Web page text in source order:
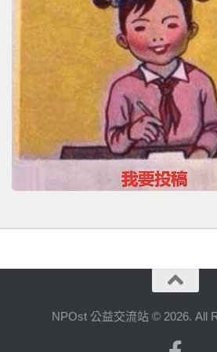
NPOst 公益交流站 © 2026. All